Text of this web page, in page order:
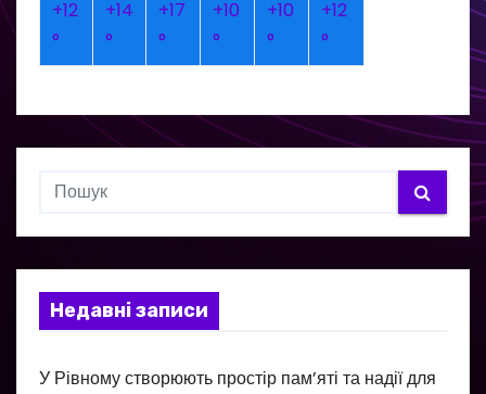
+12
°
+14
°
+17
°
+10
°
+10
°
+12
°
Недавні записи
У Рівному створюють простір пам’яті та надії для